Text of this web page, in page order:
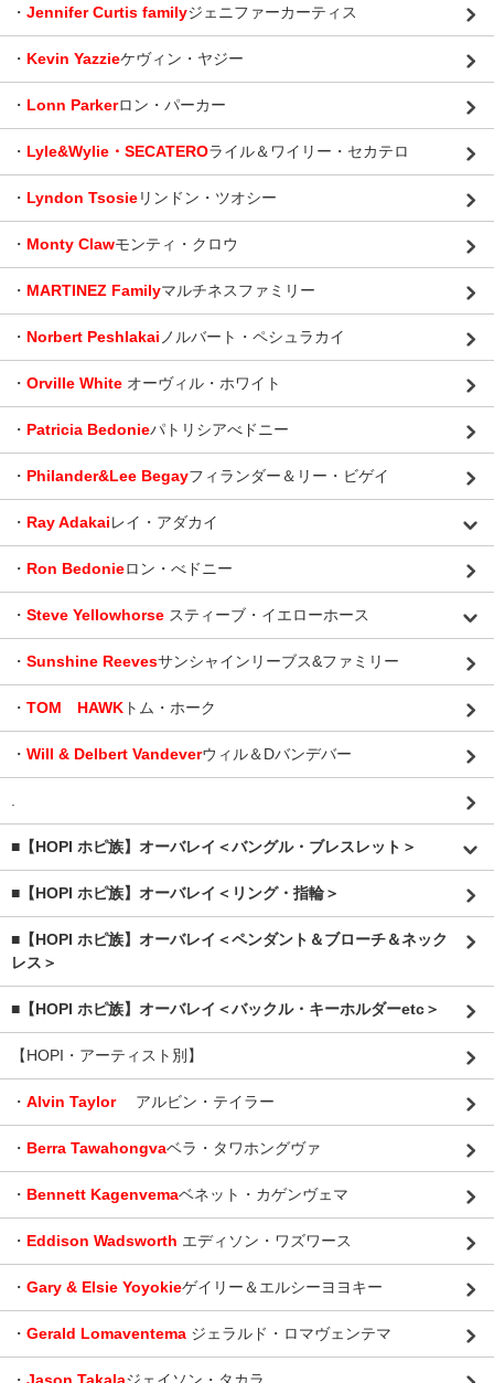
・ Jennifer Curtis familyジェニファーカーティス
・ Kevin Yazzieケヴィン・ヤジー
・ Lonn Parkerロン・パーカー
・ Lyle&Wylie・SECATEROライル＆ワイリー・セカテロ
・ Lyndon Tsosieリンドン・ツオシー
・ Monty Clawモンティ・クロウ
・ MARTINEZ Familyマルチネスファミリー
・ Norbert Peshlakai ノルバート・ペシュラカイ
・ Orville White オーヴィル・ホワイト
・ Patricia Bedonieパトリシアべドニー
・ Philander&Lee Begayフィランダー＆リー・ビゲイ
・ Ray Adakaiレイ・アダカイ
・ Ron Bedonieロン・べドニー
・ Steve Yellowhorse スティーブ・イエローホース
・ Sunshine Reevesサンシャインリーブス&ファミリー
・ TOM HAWK トム・ホーク
・ Will & Delbert Vandeverウィル＆Dバンデバー
.
■【HOPI ホピ族】オーバレイ＜バングル・ブレスレット＞
■【HOPI ホピ族】オーバレイ＜リング・指輪＞
■【HOPI ホピ族】オーバレイ＜ペンダント＆ブローチ＆ネック
レス＞
■【HOPI ホピ族】オーバレイ＜バックル・キーホルダーetc＞
【HOPI・アーティスト別】
・ Alvin Taylor アルビン・テイラー
・ Berra Tawahongvaベラ・タワホングヴァ
・ Bennett Kagenvemaベネット・カゲンヴェマ
・ Eddison Wadsworth エディソン・ワズワース
・ Gary & Elsie Yoyokieゲイリー＆エルシーヨヨキー
・ Gerald Lomaventema ジェラルド・ロマヴェンテマ